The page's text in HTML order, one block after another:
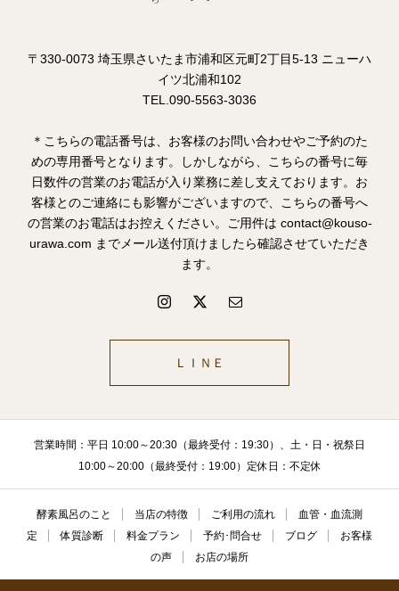
〒330-0073 埼玉県さいたま市浦和区元町2丁目5-13 ニューハ
イツ北浦和102
TEL.090-5563-3036
＊こちらの電話番号は、お客様のお問い合わせやご予約のた
めの専用番号となります。しかしながら、こちらの番号に毎
日数件の営業のお電話が入り業務に差し支えております。お
客様とのご連絡にも影響がございますので、こちらの番号へ
の営業のお電話はお控えください。ご用件は contact@kouso-
urawa.com までメール送付頂けましたら確認させていただき
ます。
ＬＩＮＥ
営業時間：平日 10:00～20:30（最終受付：19:30）、土・日・祝祭日
10:00～20:00（最終受付：19:00）定休日：不定休
酵素風呂のこと 当店の特徴 ご利用の流れ
血管・血流測
定
体質診断 料金プラン 予約･問合せ ブログ
お客様
の声
お店の場所